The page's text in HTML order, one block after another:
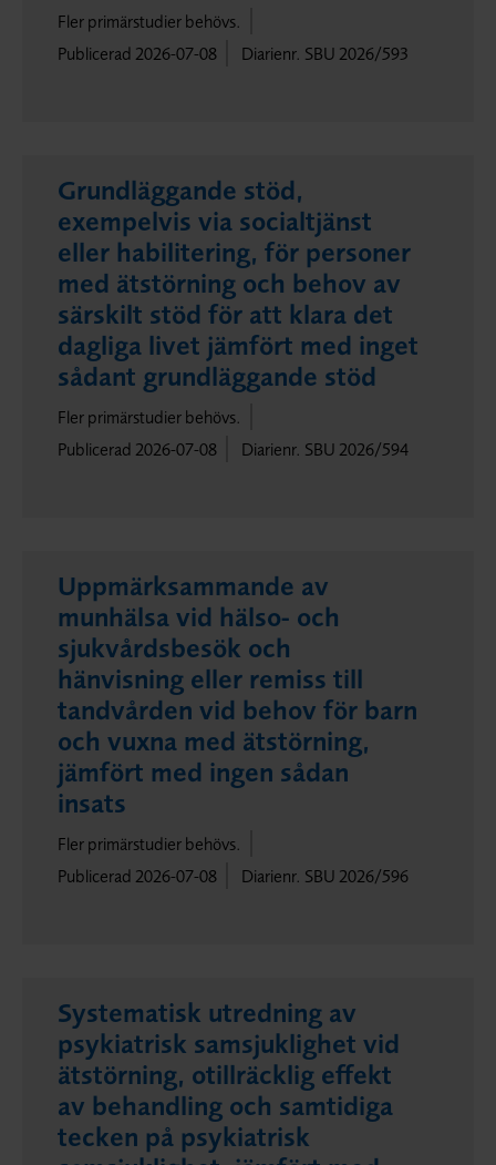
Fler primärstudier behövs.
Publicerad 2026-07-08
Diarienr. SBU 2026/593
Grundläggande stöd,
exempelvis via socialtjänst
eller habilitering, för personer
med ätstörning och behov av
särskilt stöd för att klara det
dagliga livet jämfört med inget
sådant grundläggande stöd
Fler primärstudier behövs.
Publicerad 2026-07-08
Diarienr. SBU 2026/594
Uppmärksammande av
munhälsa vid hälso- och
sjukvårdsbesök och
hänvisning eller remiss till
tandvården vid behov för barn
och vuxna med ätstörning,
jämfört med ingen sådan
insats
Fler primärstudier behövs.
Publicerad 2026-07-08
Diarienr. SBU 2026/596
Systematisk utredning av
psykiatrisk samsjuklighet vid
ätstörning, otillräcklig effekt
av behandling och samtidiga
tecken på psykiatrisk